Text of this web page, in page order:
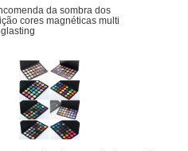
da sombra dos
cores magnéticas multi